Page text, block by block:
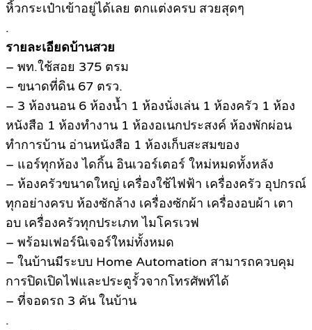
หิ้วกระเป๋าเข้าอยู่ได้เลย ตกแต่งครบ สวยสุดๆ
.
รายละเอียดบ้านสวย
– พท.ใช้สอย 375 ตรม
– ขนาดที่ดิน 67 ตรว.
– 3 ห้องนอน 6 ห้องน้ำ 1 ห้องนั่งเล่น 1 ห้องครัว 1 ห้อง
หนังสือ 1 ห้องทำงาน 1 ห้องอเนกประสงค์ ห้องพักผ่อน
ทำการบ้าน อ่านหนังสือ 1 ห้องเก็บสะสมของ
– แอร์ทุกห้อง ไดกิ้น อินเวอร์เตอร์ ใหม่หมดทั้งหลัง
– ห้องครัวขนาดใหญ่ เครื่องใช้ไฟฟ้า เครื่องครัว อุปกรณ์
ทุกอย่างครบ ห้องซักล้าง เครื่องซักผ้า เครื่องอบผ้า เตา
อบ เครื่องครัวทุกประเภท ไมโครเวฟ
– พร้อมเฟอร์นิเจอร์ใหม่ทั้งหมด
– ในบ้านมีระบบ Home Automation สามารถควบคุม
การปิดเปิดไฟและประตูรั้วจากโทรศัพท์ได้
– ที่จอดรถ 3 คัน ในบ้าน
.